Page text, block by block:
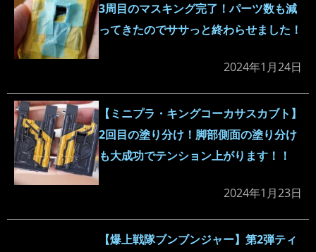
3周目のマスキング完了！パーツ数も減
ってきたのでササっと終わらせました！
2024年1月24日
【ミニプラ・キングコーカサスカブト】
2回目の塗り分け！脚部側面の塗り分け
も大成功でテンション上がります！！
2024年1月23日
【爆上戦隊ブンブンジャー】第2弾ティ